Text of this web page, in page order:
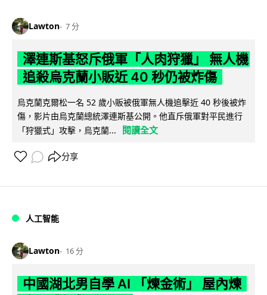
Lawton 7 分
澤連斯基怒斥俄軍「人肉狩獵」 無人機
追殺烏克蘭小販近 40 秒仍被炸傷
烏克蘭克爾松一名 52 歲小販被俄軍無人機追擊近 40 秒後被炸
傷，影片由烏克蘭總統澤連斯基公開。他直斥俄軍對平民進行
「狩獵式」攻擊，烏克蘭...
閱讀全文
分享
人工智能
Lawton 16 分
中國湖北男自學 AI 「煉金術」 屋內煉